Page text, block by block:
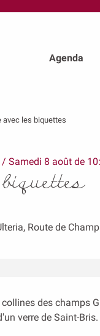
Agenda
avec les biquettes
Samedi 8 août de
Route de
des champs
verre de Saint-Bris.